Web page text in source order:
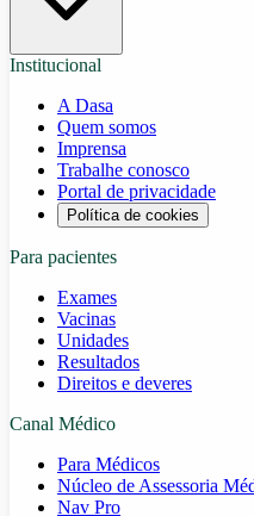
Institucional
A Dasa
Quem somos
Imprensa
Trabalhe conosco
Portal de privacidade
Política de cookies
Para pacientes
Exames
Vacinas
Unidades
Resultados
Direitos e deveres
Canal Médico
Para Médicos
Núcleo de Assessoria
Nav Pro